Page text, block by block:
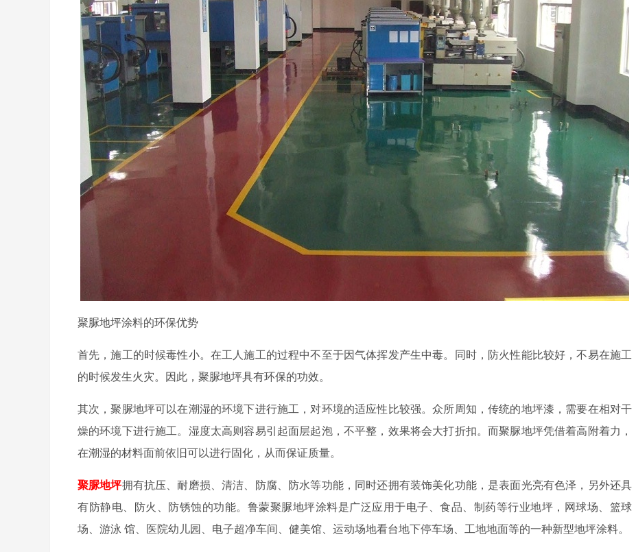
聚脲地坪涂料的环保优势
首先，施工的时候毒性小。在工人施工的过程中不至于因气体挥发产生中毒。同时，防火性能比较好，不易在施工
的时候发生火灾。因此，聚脲地坪具有环保的功效。
其次，聚脲地坪可以在潮湿的环境下进行施工，对环境的适应性比较强。众所周知，传统的地坪漆，需要在相对干
燥的环境下进行施工。湿度太高则容易引起面层起泡，不平整，效果将会大打折扣。而聚脲地坪凭借着高附着力，
在潮湿的材料面前依旧可以进行固化，从而保证质量。
聚脲地坪拥有抗压、耐磨损、清洁、防腐、防水等功能，同时还拥有装饰美化功能，是表面光亮有色泽，另外还具
有防静电、防火、防锈蚀的功能。鲁蒙聚脲地坪涂料是广泛应用于电子、食品、制药等行业地坪，网球场、篮球
场、游泳 馆、医院幼儿园、电子超净车间、健美馆、运动场地看台地下停车场、工地地面等的一种新型地坪涂料。